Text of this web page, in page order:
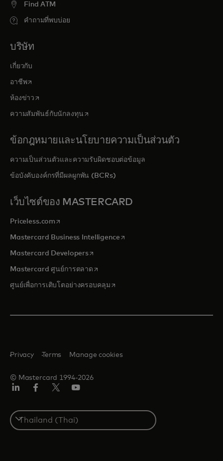
Find ATM
คำถามที่พบบ่อย
บริษัท
เกี่ยวกับ
อาชีพopens in a new tab
ห้องข่าว opens in a new tab
ความสัมพันธ์กับนักลงทุน opens in a new tab
ข้อกฎหมายและนโยบายความเป็นส่วนตัว
ความเป็นส่วนตัวและความรับผิดชอบต่อข้อมูล
ข้อบังคับองค์กรที่มีผลผูกพัน (BCRs)
เว็บไซต์ของ MASTERCARD
Priceless.com opens in a new tab
Mastercard Business Intelligenceopens in a new tab
Mastercard Developersopens in a new tab
Mastercard ศูนย์การตลาด opens in a new tab
ศูนย์เพื่อการเติบโตอย่างครอบคลุมopens in a new tab
© Mastercard 1994-2026
Privacy Terms Manage cookies
Select
a
country
เตอร์/
เอ็กซ์